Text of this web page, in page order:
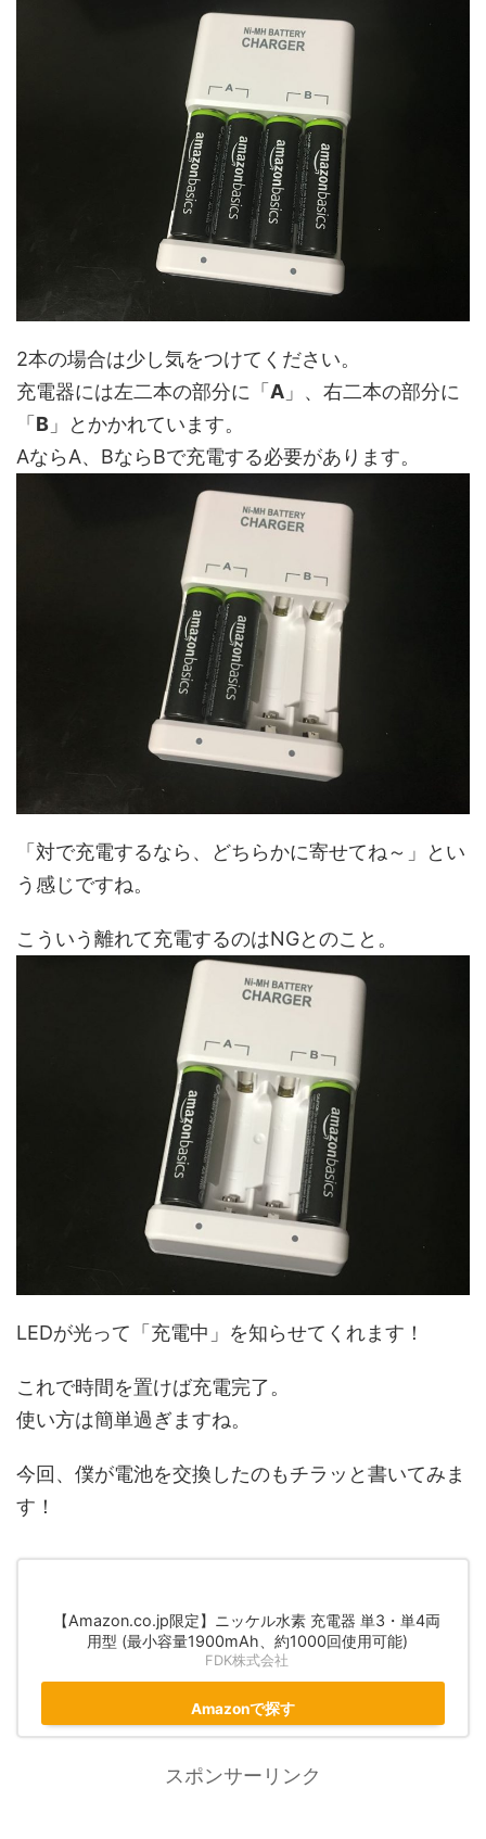
2本の場合は少し気をつけてください。
充電器には左二本の部分に「 A 」、右二本の部分に
「 B 」とかかれています。
AならA、BならBで充電する必要があります。
「対で充電するなら、どちらかに寄せてね～」とい
う感じですね。
こういう離れて充電するのはNGとのこと。
LEDが光って「充電中」を知らせてくれます！
これで時間を置けば充電完了。
使い方は簡単過ぎますね。
今回、僕が電池を交換したのもチラッと書いてみま
す！
【Amazon.co.jp限定】ニッケル水素 充電器 単3・単4両
用型 (最小容量1900mAh、約1000回使用可能)
FDK株式会社
Amazonで探す
スポンサーリンク